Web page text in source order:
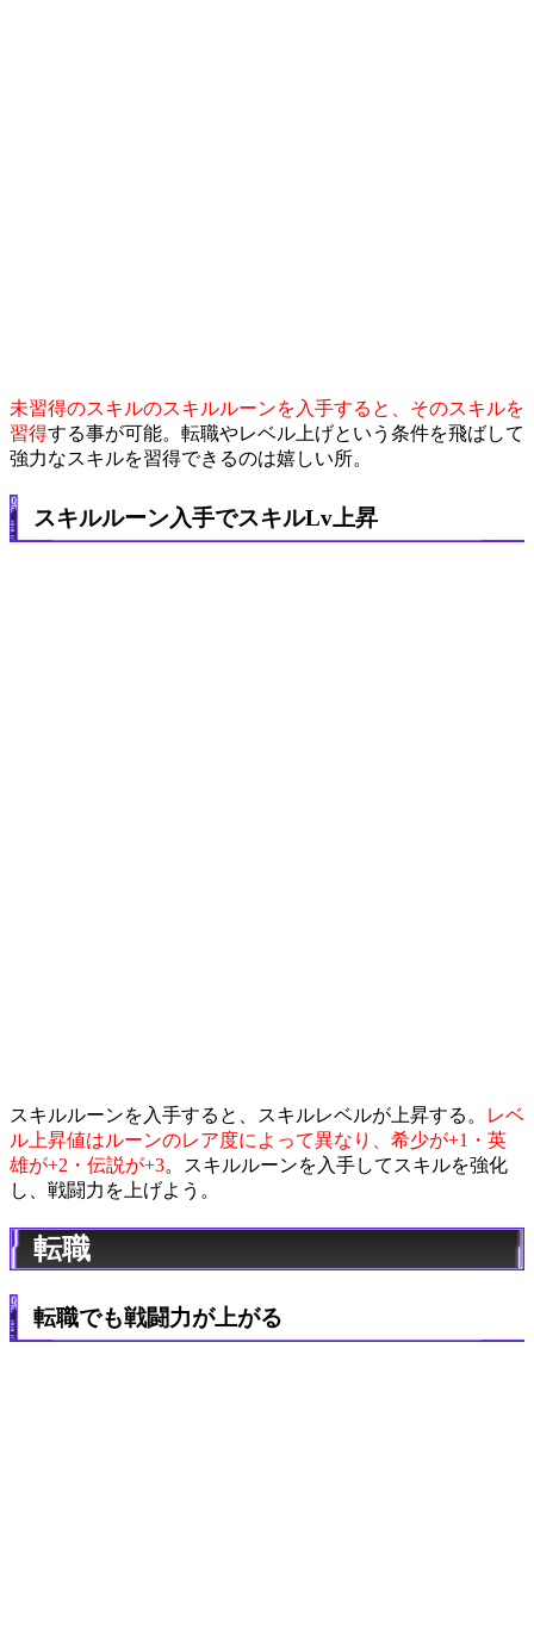
未習得のスキルのスキルルーンを入手すると、そのスキルを
習得する事が可能。転職やレベル上げという条件を飛ばして
強力なスキルを習得できるのは嬉しい所。
スキルルーン入手でスキルLv上昇
スキルルーンを入手すると、スキルレベルが上昇する。
レベ
ル上昇値はルーンのレア度によって異なり、希少が+1・英
雄が+2・伝説が+3。スキルルーンを入手してスキルを強化
し、戦闘力を上げよう。
転職
転職でも戦闘力が上がる